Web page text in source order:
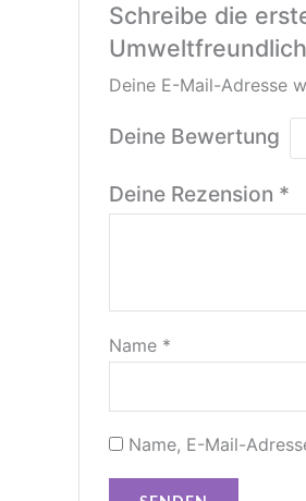
Schreibe die
Deine E-Mail-Adresse
Deine Bewertung
Deine Rezension *
Name *
Name, E-Mail-